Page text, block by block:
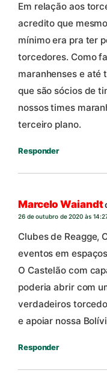
Em relação aos
acredito que
mínimo era pra ter
torcedores. Como
maranhenses e até
que são sócios de
nossos times
terceiro plano.
Responder
Marcelo Waiandt
26 de outubro de 2020 às
Clubes de Reagge,
eventos em
O Castelão com
poderia abrir com
verdadeiros
e apoiar nossa
Responder